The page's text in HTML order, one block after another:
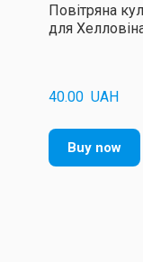
Повітряна
для
40.00  UAH
Buy now